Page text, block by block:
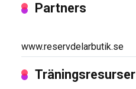
Partners
www.reservdelarbutik.se
Träningsresurser